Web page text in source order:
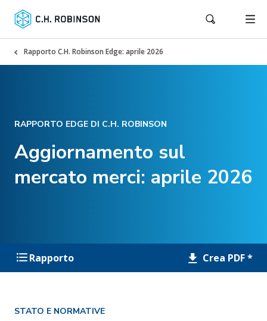
Rapporto C.H. Robinson Edge: aprile 2026
RAPPORTO EDGE DI C.H. ROBINSON
Aggiornamento sul
mercato merci: aprile 2026
Rapporto Crea PDF *
STATO E NORMATIVE